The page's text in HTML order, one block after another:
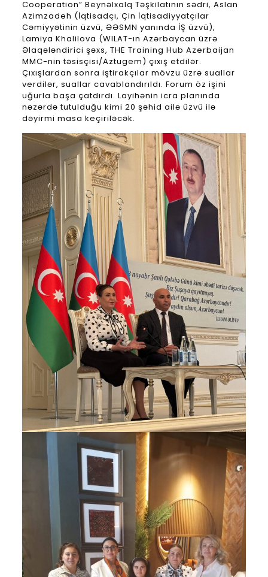
Cooperation” Beynəlxalq Təşkilatının sədri, Aslan
Azimzadeh (İqtisadçı, Çin İqtisadiyyatçılar
Cəmiyyətinin üzvü, ƏƏSMN yanında İŞ üzvü),
Lamiya Khalilova (WILAT-ın Azərbaycan üzrə
Əlaqələndirici şəxs, THE Training Hub Azerbaijan
MMC-nin təsisçisi/Aztugem) çıxış etdilər.
Çıxışlardan sonra iştirakçılar mövzu üzrə suallar
verdilər, suallar cavablandırıldı. Forum öz işini
uğurla başa çatdırdı. Layihənin icra planında
nəzərdə tutulduğu kimi 20 şəhid ailə üzvü ilə
dəyirmi masa keçiriləcək.